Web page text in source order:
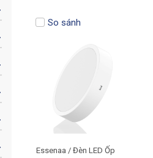
Essenaa / Đèn LED Ốp
So sánh